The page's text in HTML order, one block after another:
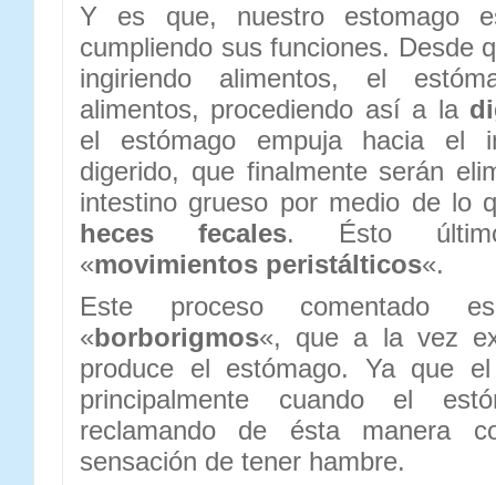
Y es que, nuestro estomago
cumpliendo sus funciones. Desde
ingiriendo alimentos, el
alimentos, procediendo así a la
el estómago empuja hacia el
digerido, que finalmente serán
intestino grueso por medio de lo
heces fecales. Ésto
«movimientos peristálticos«.
Este proceso comentado
«borborigmos«, que a la vez
produce el estómago. Ya que
principalmente cuando el
reclamando de ésta manera
sensación de tener hambre.